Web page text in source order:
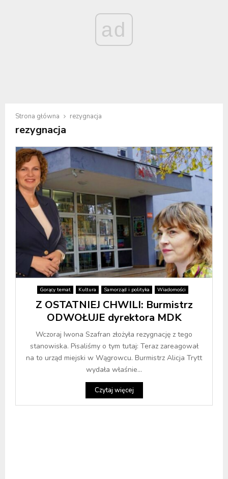
ad
Strona główna rezygnacja
rezygnacja
Gorący temat Kultura Samorząd i polityka Wiadomości
Z OSTATNIEJ CHWILI: Burmistrz
ODWOŁUJE dyrektora MDK
Wczoraj Iwona Szafran złożyła rezygnację z tego
stanowiska. Pisaliśmy o tym tutaj: Teraz zareagował
na to urząd miejski w Wągrowcu. Burmistrz Alicja Trytt
wydała właśnie...
Czytaj więcej